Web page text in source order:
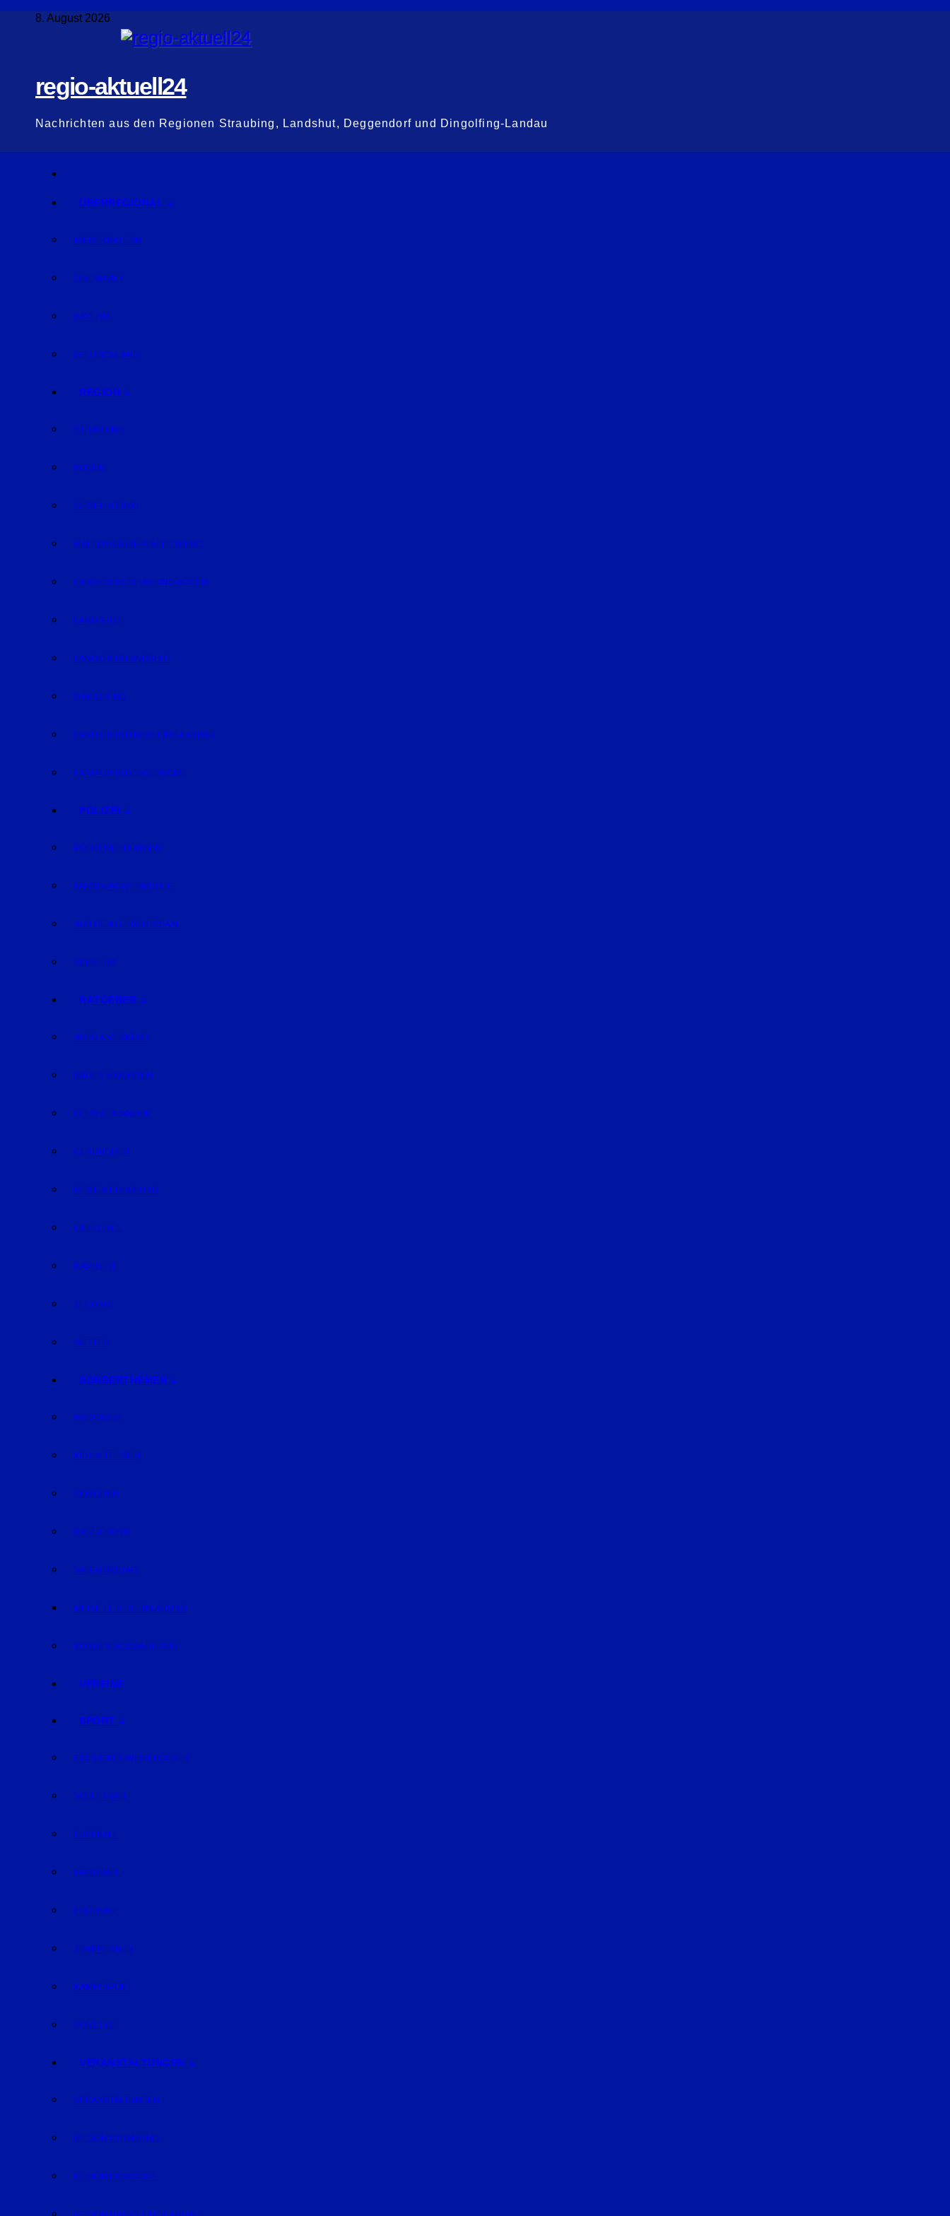
Zum
8. August 2026
regio-aktuell24
Nachrichten aus den Regionen Straubing, Landshut, Deggendorf und Dingolfing-Landau
ÜBERREGIONAL
NIEDERBAYERN
OBERPFALZ
BAYERN
DEUTSCHLAND
REGION
STRAUBING
BOGEN
GEISELHÖRING
MALLERSDORF-PFAFFENBERG
LANDKREIS STRAUBING-BOGEN
LANDSHUT
LANDKREIS LANDSHUT
DINGOLFING
LANDKREIS DINGOLFING-LANDAU
LANDKREIS DEGGENDORF
POLIZEI
POLIZEIMELDUNGEN
FAHNDUNG/VERMISSTE
AUS DEM GERICHTSSAAL
VERKEHR
RATGEBER
AUTO & VERKEHR
BAUEN & WOHNEN
GELD & FINANZEN
GESUNDHEIT
REISE & ERHOLUNG
LIFE-STYLE
KARRIERE
TECHNIK
WETTER
SONDERTHEMEN
PODCASTS
KIDS & TEENIES
SENIOREN
KATZ & HUND
VALENTINSTAG
MEINE LIEBESERKLÄRUNG
BUNDESTAGSWAHL 2017
VEREINE
SPORT
EISHOCKEY/INLINEHOCKEY
VOLLEYBALL
FUSSBALL
HANDBALL
FOOTBALL
TRABRENNEN
KAMPFSPORT
SONSTIGE
VERANSTALTUNGEN
VERANSTALTUNGEN
REGION STRAUBING
REGION LANDSHUT